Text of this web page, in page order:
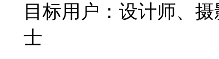
目标用户：设计师、
士